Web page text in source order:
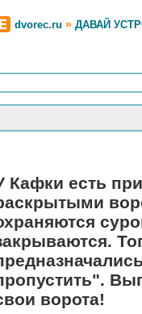
dvorec.ru » ДАВАЙ
Кафки есть
ворота!